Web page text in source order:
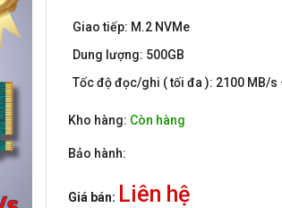
Giao tiếp: M.2 NVMe
Dung lượng: 500GB
Tốc độ đọc/ghi ( tối đa ): 2100 MB/s
Kho hàng: Còn hàng
Bảo hành:
Giá bán: Liên hệ